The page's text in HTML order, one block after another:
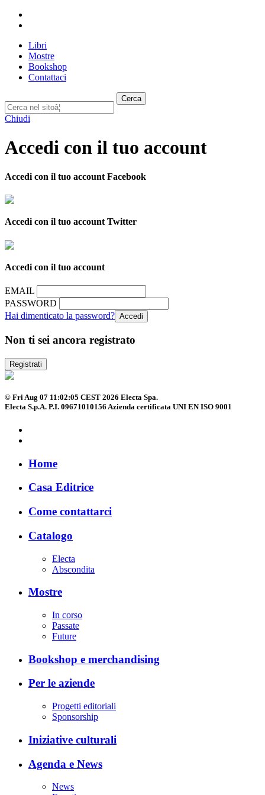
Libri
Mostre
Bookshop
Contattaci
Cerca
Chiudi
Accedi con il tuo account
Accedi con il tuo account Facebook
Accedi con il tuo account Twitter
Accedi con il tuo account
EMAIL
PASSWORD
Hai dimenticato la password?
Non ti sei ancora registrato
Registrati
© Fri Aug 07 11:02:05 CEST 2026 Electa Spa.
Electa S.p.A. P.I. 09671010156 Azienda certificata UNI EN ISO 9001
Home
Casa Editrice
Come contattarci
Catalogo
Electa
Abscondita
Mostre
In corso
Passate
Future
Bookshop e merchandising
Per le aziende
Progetti editoriali
Sponsorship
Iniziative culturali
Agenda e News
News